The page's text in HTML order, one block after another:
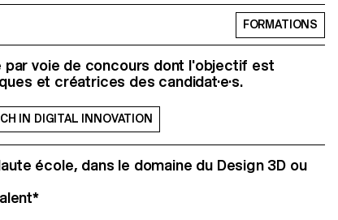
FORMATIONS
par voie de concours dont l'objectif est
et créatrices des candidat·e·s.
IN DIGITAL INNOVATION
école, dans le domaine du Design 3D ou